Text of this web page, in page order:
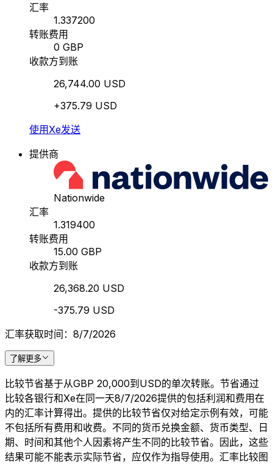
汇率
1.337200
转账费用
0 GBP
收款方到账
26,744.00 USD
+375.79 USD
使用Xe发送
提供商
Nationwide
汇率
1.319400
转账费用
15.00 GBP
收款方到账
26,368.20 USD
-375.79 USD
汇率获取时间：8/7/2026
了解更多
比较节省基于从GBP 20,000到USD的单次转账。节省通过
比较各银行和Xe在同一天8/7/2026提供的包括利润和费用在
内的汇率计算得出。提供的比较节省仅对给定示例有效，可能
不包括所有费用和收费。不同的货币兑换金额、货币类型、日
期、时间和其他个人因素将产生不同的比较节省。因此，这些
结果可能不能表示实际节省，应仅作为指导使用。汇率比较图